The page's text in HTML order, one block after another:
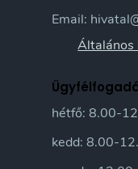
Email:
Általános
hétfő: 8.00-
kedd: 8.00-